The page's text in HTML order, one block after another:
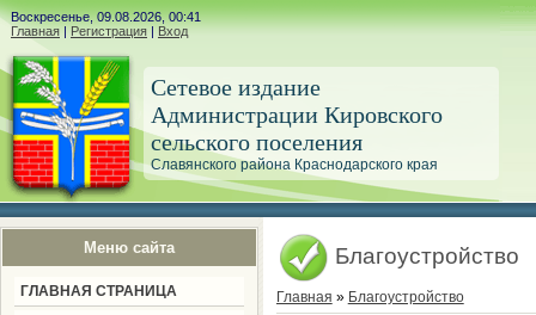
Воскресенье, 09.08.2026, 00:41
Главная | Регистрация | Вход
Сетевое издание
Администрации Кировского
сельского поселения
Славянского района Краснодарского края
Меню сайта
ГЛАВНАЯ СТРАНИЦА
Благоустройство
Главная » Благоустройство